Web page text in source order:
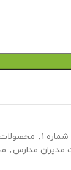
1
,
مدیران مدارس ,